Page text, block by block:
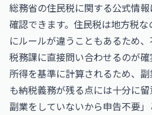
総務省の住民税に関する公式情報
確認できます。住民税は地方税
にルールが違うこともあるため
税務課に直接問い合わせるのが
所得を基準に計算されるため、
も納税義務が残る点には十分に
副業をしていないから申告不要